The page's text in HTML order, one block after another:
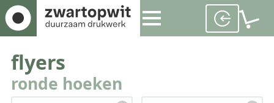
flyers
ronde hoeken